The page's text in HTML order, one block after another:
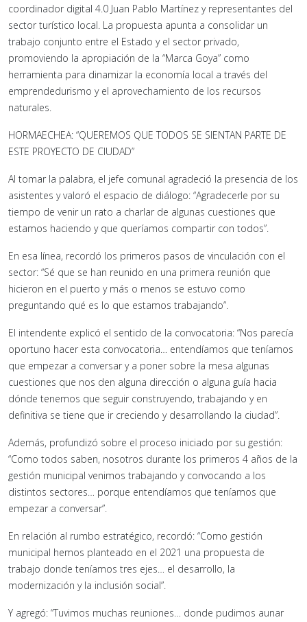
coordinador digital 4.0 Juan Pablo Martínez y representantes del
sector turístico local. La propuesta apunta a consolidar un
trabajo conjunto entre el Estado y el sector privado,
promoviendo la apropiación de la “Marca Goya” como
herramienta para dinamizar la economía local a través del
emprendedurismo y el aprovechamiento de los recursos
naturales.
HORMAECHEA: “QUEREMOS QUE TODOS SE SIENTAN PARTE DE
ESTE PROYECTO DE CIUDAD”
Al tomar la palabra, el jefe comunal agradeció la presencia de los
asistentes y valoró el espacio de diálogo: “Agradecerle por su
tiempo de venir un rato a charlar de algunas cuestiones que
estamos haciendo y que queríamos compartir con todos”.
En esa línea, recordó los primeros pasos de vinculación con el
sector: “Sé que se han reunido en una primera reunión que
hicieron en el puerto y más o menos se estuvo como
preguntando qué es lo que estamos trabajando”.
El intendente explicó el sentido de la convocatoria: “Nos parecía
oportuno hacer esta convocatoria… entendíamos que teníamos
que empezar a conversar y a poner sobre la mesa algunas
cuestiones que nos den alguna dirección o alguna guía hacia
dónde tenemos que seguir construyendo, trabajando y en
definitiva se tiene que ir creciendo y desarrollando la ciudad”.
Además, profundizó sobre el proceso iniciado por su gestión:
“Como todos saben, nosotros durante los primeros 4 años de la
gestión municipal venimos trabajando y convocando a los
distintos sectores… porque entendíamos que teníamos que
empezar a conversar”.
En relación al rumbo estratégico, recordó: “Como gestión
municipal hemos planteado en el 2021 una propuesta de
trabajo donde teníamos tres ejes… el desarrollo, la
modernización y la inclusión social”.
Y agregó: “Tuvimos muchas reuniones… donde pudimos aunar